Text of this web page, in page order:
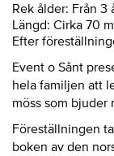
Rek ålder: Från 3
Längd: Cirka 70
Efter
Event o Sånt
hela familjen att
möss som bjuder
Föreställningen
boken av den